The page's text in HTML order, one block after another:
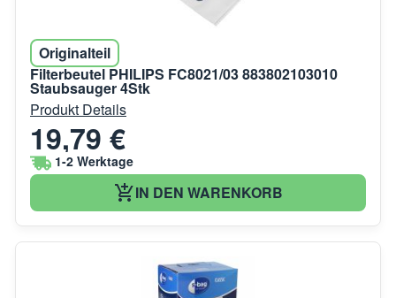
Originalteil
Filterbeutel PHILIPS FC8021/03 883802103010
Staubsauger 4Stk
Produkt Details
19,79 €
1-2 Werktage
IN DEN WARENKORB